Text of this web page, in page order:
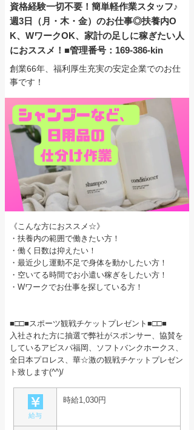
資格経験一切不要！簡単軽作業スタッフ♪
週3日（月・木・金）のお仕事◎扶養内O
K、WワークOK、家計の足しに稼ぎたい人
におススメ！■管理番号：169-386-kin
創業66年、福利厚生充実の安定企業でのお仕
事です！
《こんな方におススメ☆》
・扶養内の範囲で働きたい方！
・働く日数は抑えたい！
・最近少し運動不足で身体を動かしたい方！
・空いてる時間でお小遣い稼ぎをしたい方！
・Wワークでお仕事を探している方！
■□□■スポーツ観戦チケットプレゼント■□□■
入社された方に抽選で弊社がスポンサー、協賛を
しているアビスパ福岡、ソフトバンクホークス、
全日本プロレス、華☆激の観戦チケットプレゼン
ト致します(^^)/
給与
時給1,030円